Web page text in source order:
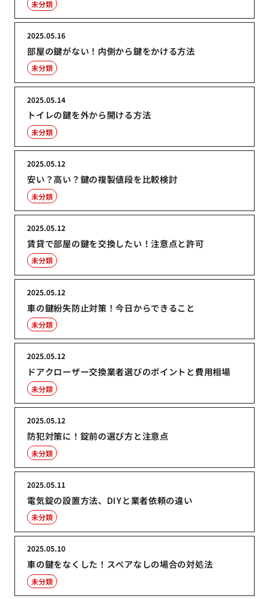
未分類
部屋の鍵がない！内側から鍵をかける方法
2025.05.16
未分類
トイレの鍵を外から開ける方法
2025.05.14
未分類
安い？高い？鍵の複製値段を比較検討
2025.05.12
未分類
賃貸で部屋の鍵を交換したい！注意点と許可
2025.05.12
未分類
車の鍵紛失防止対策！今日からできること
2025.05.12
未分類
ドアクローザー交換業者選びのポイントと費用相場
2025.05.12
未分類
防犯対策に！錠前の選び方と注意点
2025.05.12
未分類
電気錠の設置方法、DIYと業者依頼の違い
2025.05.11
未分類
車の鍵をなくした！スペアなしの場合の対処法
2025.05.10
未分類